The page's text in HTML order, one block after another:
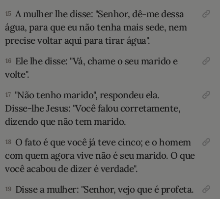
15 A mulher lhe disse: "Senhor, dê-me dessa
água, para que eu não tenha mais sede, nem
precise voltar aqui para tirar água".
16 Ele lhe disse: "Vá, chame o seu marido e
volte".
17 "Não tenho marido", respondeu ela.
Disse-lhe Jesus: "Você falou corretamente,
dizendo que não tem marido.
18 O fato é que você já teve cinco; e o homem
com quem agora vive não é seu marido. O que
você acabou de dizer é verdade".
19 Disse a mulher: "Senhor, vejo que é profeta.